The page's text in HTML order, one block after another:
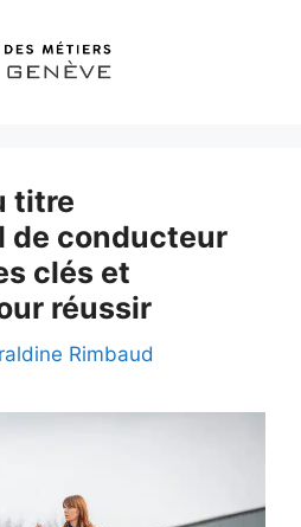
titre
de conducteur
clés et
réussir
Rimbaud